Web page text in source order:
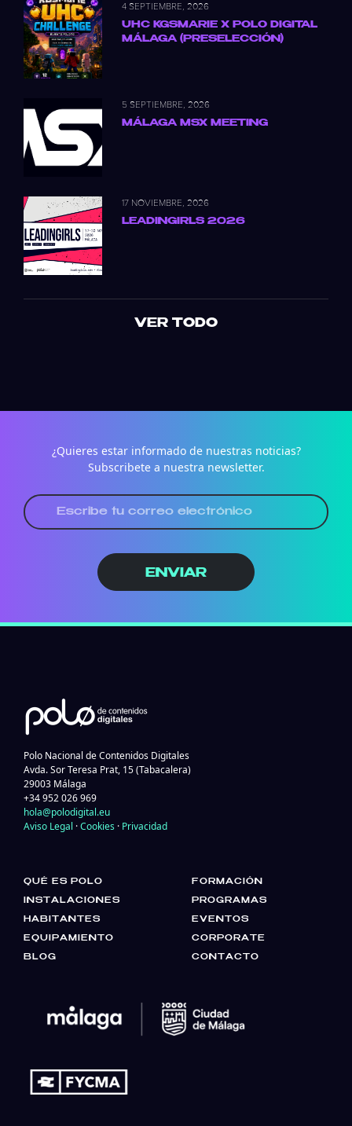
4 SEPTIEMBRE, 2026
UHC KGSMARIE X POLO DIGITAL
MÁLAGA (PRESELECCIÓN)
5 SEPTIEMBRE, 2026
MÁLAGA MSX MEETING
17 NOVIEMBRE, 2026
LEADINGIRLS 2026
VER TODO
¿Quieres estar informado de nuestras noticias?
Subscribete a nuestra newsletter.
ENVIAR
Polo Nacional de Contenidos Digitales
Avda. Sor Teresa Prat, 15 (Tabacalera)
29003 Málaga
+34 952 026 969
hola@polodigital.eu
Aviso Legal ·Cookies · Privacidad
QUÉ ES POLO
INSTALACIONES
HABITANTES
EQUIPAMIENTO
BLOG
FORMACIÓN
PROGRAMAS
EVENTOS
CORPORATE
CONTACTO